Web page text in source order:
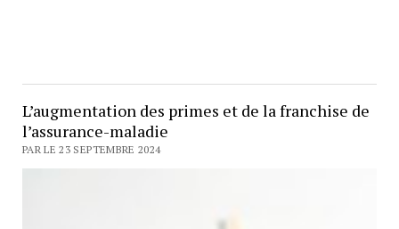
L’augmentation des primes et de la franchise de
l’assurance-maladie
PAR LE 23 SEPTEMBRE 2024